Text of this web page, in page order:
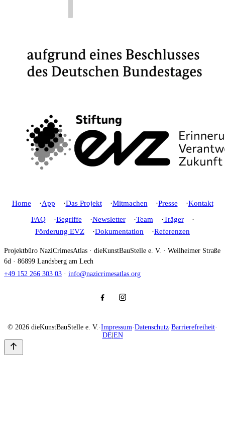
Home App Das Projekt Mitmachen Presse
Kontakt
FAQ
Begriffe Newsletter Team
Träger
Förderung EVZ
Dokumentation Referenzen
Projektbüro NaziCrimesAtlas · dieKunstBauStelle e. V. · Weilheimer Straße
6d · 86899 Landsberg am Lech
+49 152 266 303 03 · info@nazicrimesatlas.org
© 2026 dieKunstBauStelle e. V. ·Impressum·Datenschutz·Barrierefreiheit·
DE|EN